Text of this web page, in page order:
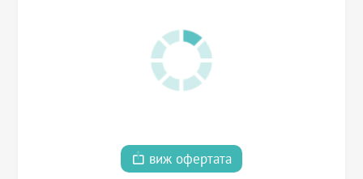
виж офертата